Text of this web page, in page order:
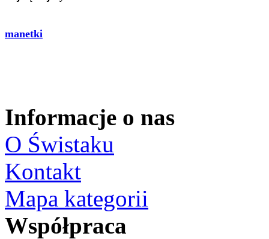
manetki
Informacje o nas
O Świstaku
Kontakt
Mapa kategorii
Współpraca